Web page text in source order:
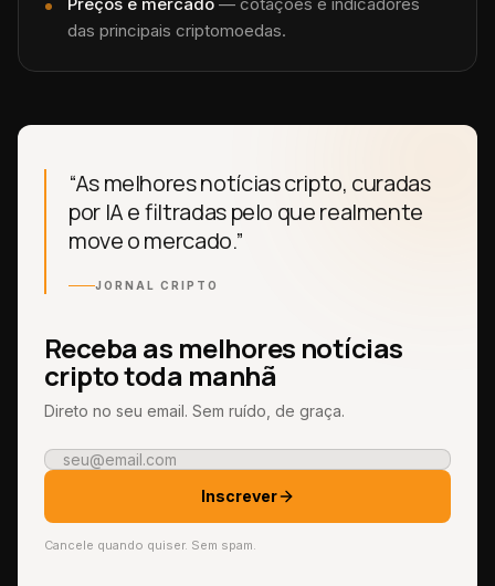
das principais criptomoedas.
“As melhores notícias cripto, curadas
por IA e filtradas pelo que realmente
move o mercado.”
JORNAL CRIPTO
Receba as melhores notícias
cripto toda manhã
Direto no seu email. Sem ruído, de graça.
Inscrever
Cancele quando quiser. Sem spam.